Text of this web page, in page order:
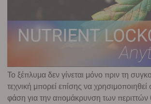
Το ξέπλυμα δεν γίνεται μόνο πριν τη
τεχνική μπορεί επίσης να χρησιμοποιηθεί
φάση για την απομάκρυνση των περιττών